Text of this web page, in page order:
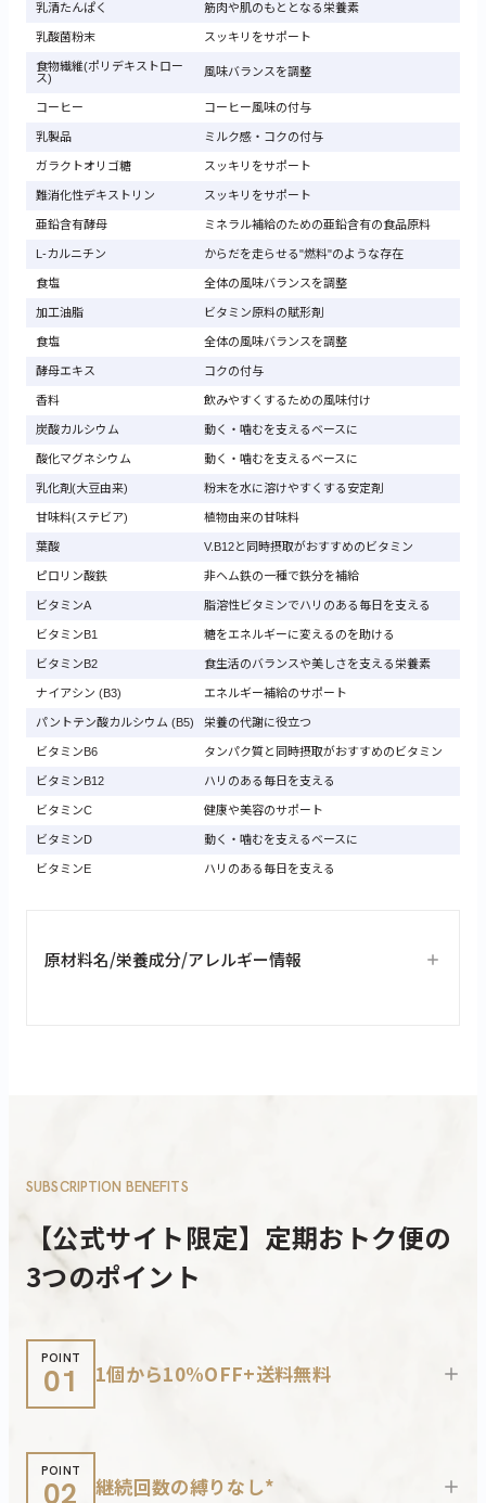
乳清たんぱく 筋肉や肌のもととなる栄養素
乳酸菌粉末 スッキリをサポート
食物繊維(ポリデキストロー
ス)
風味バランスを調整
コーヒー コーヒー風味の付与
乳製品 ミルク感・コクの付与
ガラクトオリゴ糖 スッキリをサポート
難消化性デキストリン スッキリをサポート
亜鉛含有酵母 ミネラル補給のための亜鉛含有の食品原料
L-カルニチン からだを走らせる"燃料"のような存在
食塩 全体の風味バランスを調整
加工油脂 ビタミン原料の賦形剤
食塩 全体の風味バランスを調整
酵母エキス コクの付与
香料 飲みやすくするための風味付け
炭酸カルシウム 動く・噛むを支えるベースに
酸化マグネシウム 動く・噛むを支えるベースに
乳化剤(大豆由来) 粉末を水に溶けやすくする安定剤
甘味料(ステビア) 植物由来の甘味料
葉酸 V.B12と同時摂取がおすすめのビタミン
ピロリン酸鉄 非ヘム鉄の一種で鉄分を補給
ビタミンA 脂溶性ビタミンでハリのある毎日を支える
ビタミンB1 糖をエネルギーに変えるのを助ける
ビタミンB2 食生活のバランスや美しさを支える栄養素
ナイアシン (B3) エネルギー補給のサポート
パントテン酸カルシウム (B5) 栄養の代謝に役立つ
ビタミンB6 タンパク質と同時摂取がおすすめのビタミン
ビタミンB12 ハリのある毎日を支える
ビタミンC 健康や美容のサポート
ビタミンD 動く・噛むを支えるベースに
ビタミンE ハリのある毎日を支える
原材料名/栄養成分/アレルギー情報
SUBSCRIPTION BENEFITS
【公式サイト限定】定期おトク便の
3つのポイント
POINT
01 1個から10%OFF+送料無料 +
POINT
02 継続回数の縛りなし* +